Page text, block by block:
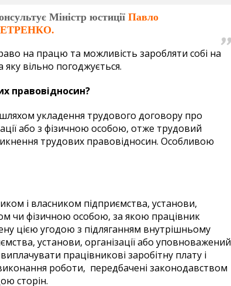
Міністр юстиції Павло
на працю та можливість заробляти собі на
вільно погоджується.
правовідносин?
укладення трудового договору про
або з фізичною особою, отже трудовий
трудових правовідносин. Особливою
і власником підприємства, установи,
чи фізичною особою, за якою працівник
цією угодою з підляганням внутрішньому
установи, організації або уповноважений
працівникові заробітну плату і
роботи, передбачені законодавством
сторін.